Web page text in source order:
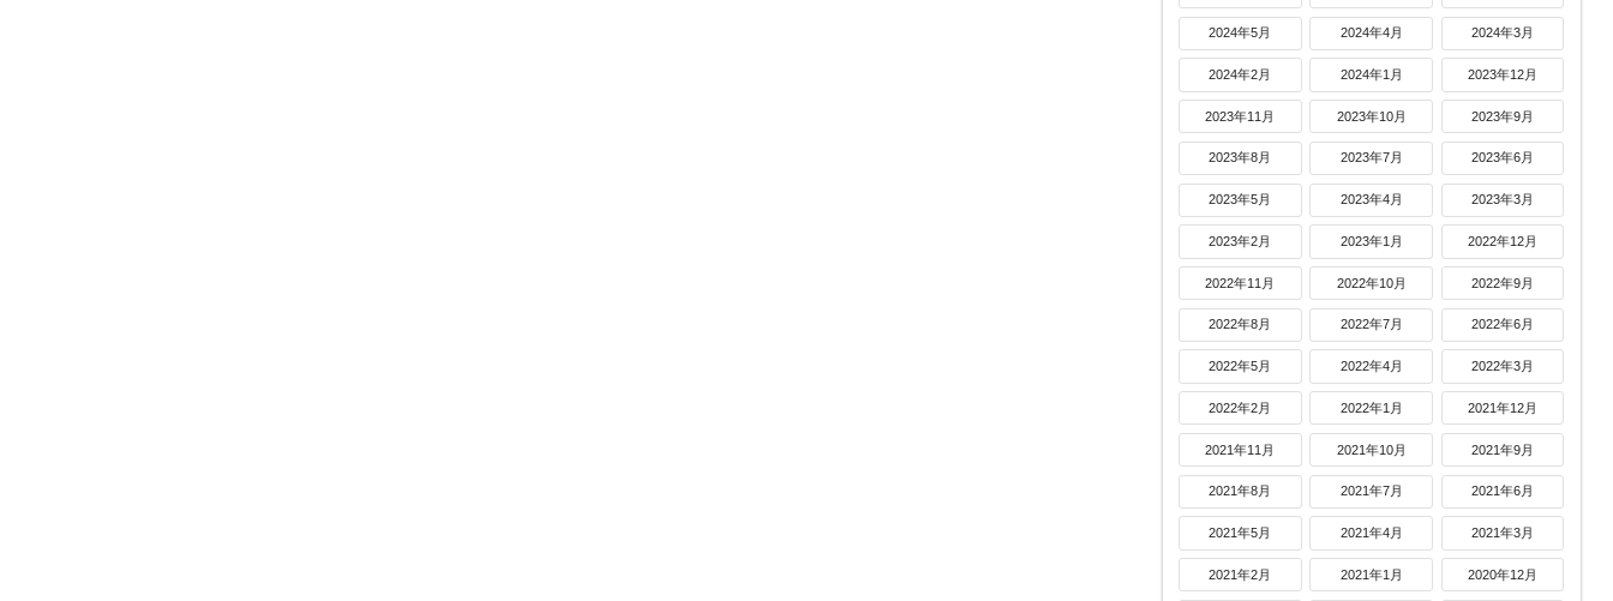
2024年5月 2024年4月 2024年3月
2024年2月 2024年1月 2023年12月
2023年11月 2023年10月 2023年9月
2023年8月 2023年7月 2023年6月
2023年5月 2023年4月 2023年3月
2023年2月 2023年1月 2022年12月
2022年11月 2022年10月 2022年9月
2022年8月 2022年7月 2022年6月
2022年5月 2022年4月 2022年3月
2022年2月 2022年1月 2021年12月
2021年11月 2021年10月 2021年9月
2021年8月 2021年7月 2021年6月
2021年5月 2021年4月 2021年3月
2021年2月 2021年1月 2020年12月